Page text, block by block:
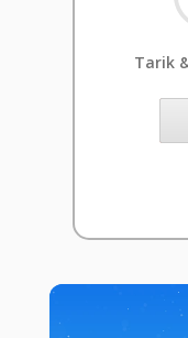
Tarik